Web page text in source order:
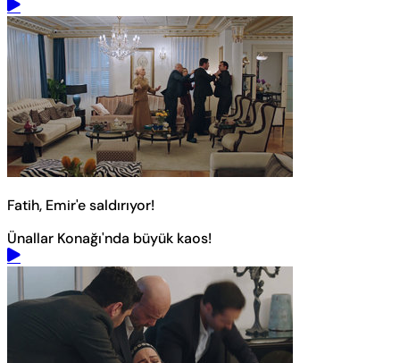
Fatih, Emir'e saldırıyor!
Ünallar Konağı'nda büyük kaos!